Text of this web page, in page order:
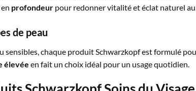
profondeur pour redonner vitalité et éclat naturel
de peau
sensibles, chaque produit Schwarzkopf est formulé
élevée en fait un choix idéal pour un usage quotidien.